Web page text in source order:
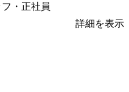
・正社員
詳細を表示